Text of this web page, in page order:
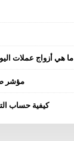
ما هي أزواج عملات
مؤشر
كيفية حساب